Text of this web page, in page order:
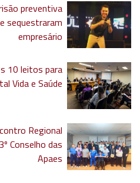
preventiva
sequestraram
empresário
10 leitos para
Vida e Saúde
Regional
Conselho das
Apaes